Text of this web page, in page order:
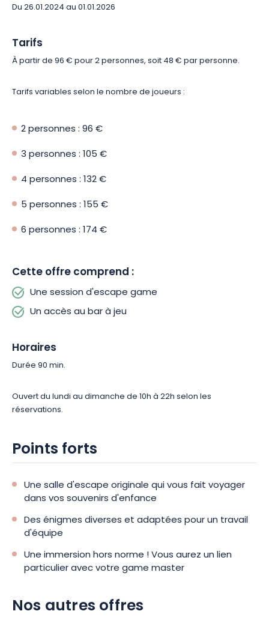
Du 26.01.2024 au 01.01.2026
Tarifs
À partir de 96 € pour 2 personnes, soit 48 € par personne.
Tarifs variables selon le nombre de joueurs :
2 personnes : 96 €
3 personnes : 105 €
4 personnes : 132 €
5 personnes : 155 €
6 personnes : 174 €
Cette offre comprend :
Une session d'escape game
Un accès au bar à jeu
Horaires
Durée 90 min.
Ouvert du lundi au dimanche de 10h à 22h selon les
réservations.
Points forts
Une salle d'escape originale qui vous fait voyager
dans vos souvenirs d'enfance
Des énigmes diverses et adaptées pour un travail
d'équipe
Une immersion hors norme ! Vous aurez un lien
particulier avec votre game master
Nos autres offres